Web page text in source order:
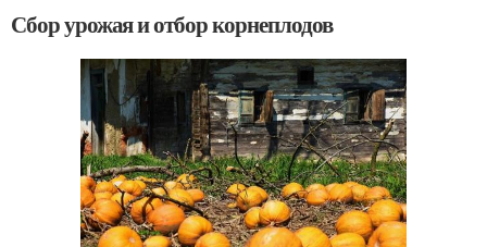
Сбор урожая и отбор корнеплодов